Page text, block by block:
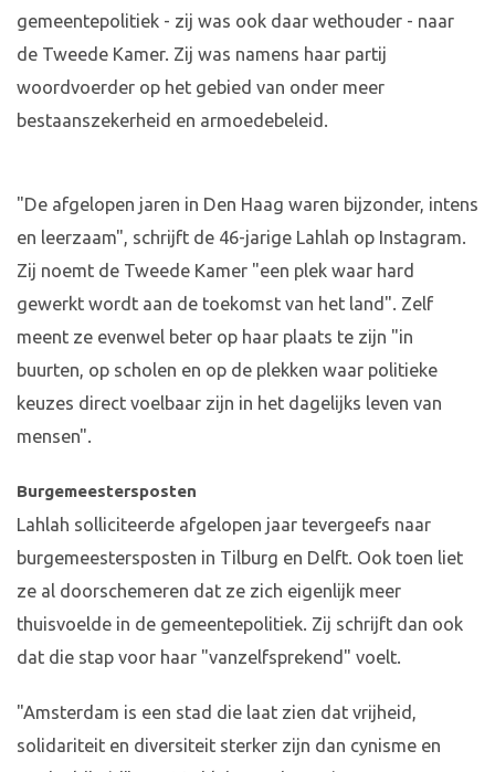
gemeentepolitiek - zij was ook daar wethouder - naar
de Tweede Kamer. Zij was namens haar partij
woordvoerder op het gebied van onder meer
bestaanszekerheid en armoedebeleid.
"De afgelopen jaren in Den Haag waren bijzonder, intens
en leerzaam", schrijft de 46-jarige Lahlah op Instagram.
Zij noemt de Tweede Kamer "een plek waar hard
gewerkt wordt aan de toekomst van het land". Zelf
meent ze evenwel beter op haar plaats te zijn "in
buurten, op scholen en op de plekken waar politieke
keuzes direct voelbaar zijn in het dagelijks leven van
mensen".
Burgemeestersposten
Lahlah solliciteerde afgelopen jaar tevergeefs naar
burgemeestersposten in Tilburg en Delft. Ook toen liet
ze al doorschemeren dat ze zich eigenlijk meer
thuisvoelde in de gemeentepolitiek. Zij schrijft dan ook
dat die stap voor haar "vanzelfsprekend" voelt.
"Amsterdam is een stad die laat zien dat vrijheid,
solidariteit en diversiteit sterker zijn dan cynisme en